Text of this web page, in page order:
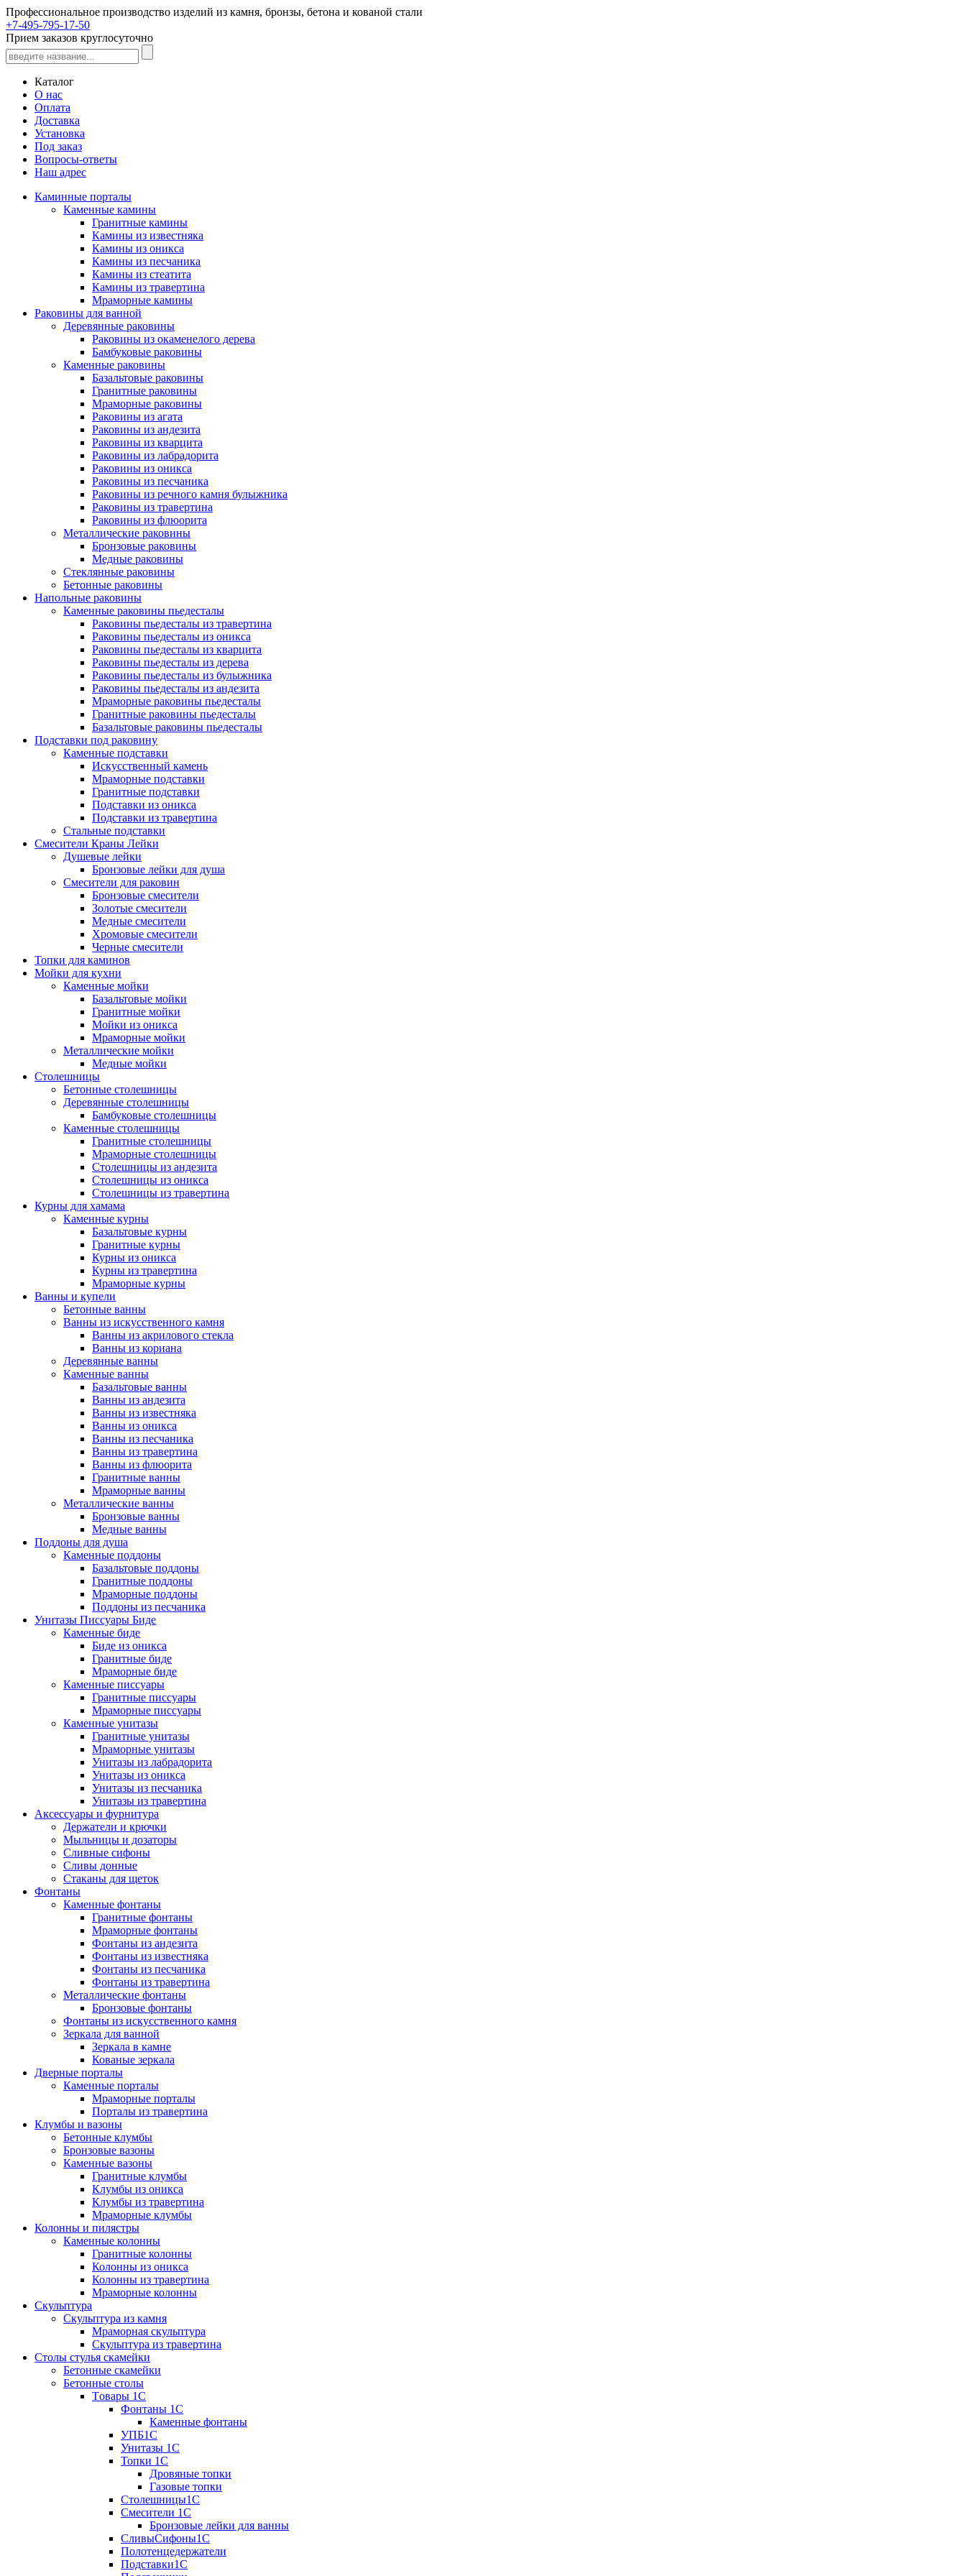
Профессиональное производство изделий из камня, бронзы, бетона и кованой стали
+7-495-795-17-50
Прием заказов круглосуточно
Каталог
О нас
Оплата
Доставка
Установка
Под заказ
Вопросы-ответы
Наш адрес
Каминные порталы
Каменные камины
Гранитные камины
Камины из известняка
Камины из оникса
Камины из песчаника
Камины из стеатита
Камины из травертина
Мраморные камины
Раковины для ванной
Деревянные раковины
Раковины из окаменелого дерева
Бамбуковые раковины
Каменные раковины
Базальтовые раковины
Гранитные раковины
Мраморные раковины
Раковины из агата
Раковины из андезита
Раковины из кварцита
Раковины из лабрадорита
Раковины из оникса
Раковины из песчаника
Раковины из речного камня булыжника
Раковины из травертина
Раковины из флюорита
Металлические раковины
Бронзовые раковины
Медные раковины
Стеклянные раковины
Бетонные раковины
Напольные раковины
Каменные раковины пьедесталы
Раковины пьедесталы из травертина
Раковины пьедесталы из оникса
Раковины пьедесталы из кварцита
Раковины пьедесталы из дерева
Раковины пьедесталы из булыжника
Раковины пьедесталы из андезита
Мраморные раковины пьедесталы
Гранитные раковины пьедесталы
Базальтовые раковины пьедесталы
Подставки под раковину
Каменные подставки
Искусственный камень
Мраморные подставки
Гранитные подставки
Подставки из оникса
Подставки из травертина
Стальные подставки
Смесители Краны Лейки
Душевые лейки
Бронзовые лейки для душа
Смесители для раковин
Бронзовые смесители
Золотые смесители
Медные смесители
Хромовые смесители
Черные смесители
Топки для каминов
Мойки для кухни
Каменные мойки
Базальтовые мойки
Гранитные мойки
Мойки из оникса
Мраморные мойки
Металлические мойки
Медные мойки
Столешницы
Бетонные столешницы
Деревянные столешницы
Бамбуковые столешницы
Каменные столешницы
Гранитные столешницы
Мраморные столешницы
Столешницы из андезита
Столешницы из оникса
Столешницы из травертина
Курны для хамама
Каменные курны
Базальтовые курны
Гранитные курны
Курны из оникса
Курны из травертина
Мраморные курны
Ванны и купели
Бетонные ванны
Ванны из искусственного камня
Ванны из акрилового стекла
Ванны из кориана
Деревянные ванны
Каменные ванны
Базальтовые ванны
Ванны из андезита
Ванны из известняка
Ванны из оникса
Ванны из песчаника
Ванны из травертина
Ванны из флюорита
Гранитные ванны
Мраморные ванны
Металлические ванны
Бронзовые ванны
Медные ванны
Поддоны для душа
Каменные поддоны
Базальтовые поддоны
Гранитные поддоны
Мраморные поддоны
Поддоны из песчаника
Унитазы Писсуары Биде
Каменные биде
Биде из оникса
Гранитные биде
Мраморные биде
Каменные писсуары
Гранитные писсуары
Мраморные писсуары
Каменные унитазы
Гранитные унитазы
Мраморные унитазы
Унитазы из лабрадорита
Унитазы из оникса
Унитазы из песчаника
Унитазы из травертина
Аксессуары и фурнитура
Держатели и крючки
Мыльницы и дозаторы
Сливные сифоны
Сливы донные
Стаканы для щеток
Фонтаны
Каменные фонтаны
Гранитные фонтаны
Мраморные фонтаны
Фонтаны из андезита
Фонтаны из известняка
Фонтаны из песчаника
Фонтаны из травертина
Металлические фонтаны
Бронзовые фонтаны
Фонтаны из искусственного камня
Зеркала для ванной
Зеркала в камне
Кованые зеркала
Дверные порталы
Каменные порталы
Мраморные порталы
Порталы из травертина
Клумбы и вазоны
Бетонные клумбы
Бронзовые вазоны
Каменные вазоны
Гранитные клумбы
Клумбы из оникса
Клумбы из травертина
Мраморные клумбы
Колонны и пилястры
Каменные колонны
Гранитные колонны
Колонны из оникса
Колонны из травертина
Мраморные колонны
Скульптура
Скульптура из камня
Мраморная скульптура
Скульптура из травертина
Столы стулья скамейки
Бетонные скамейки
Бетонные столы
Tовары 1C
Фонтаны 1C
Каменные фонтаны
УПБ1С
Унитазы 1С
Топки 1С
Дровяные топки
Газовые топки
Столешницы1С
Смесители 1С
Бронзовые лейки для ванны
СливыСифоны1С
Полотенцедержатели
Подставки1С